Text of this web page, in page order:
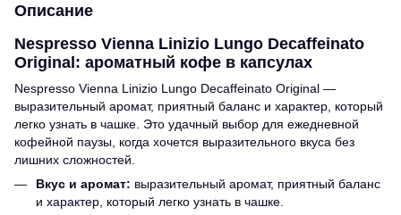
Описание
Nespresso Vienna Linizio Lungo Decaffeinato
Original: ароматный кофе в капсулах
Nespresso Vienna Linizio Lungo Decaffeinato Original —
выразительный аромат, приятный баланс и характер, который
легко узнать в чашке. Это удачный выбор для ежедневной
кофейной паузы, когда хочется выразительного вкуса без
лишних сложностей.
Вкус и аромат: выразительный аромат, приятный баланс
и характер, который легко узнать в чашке.